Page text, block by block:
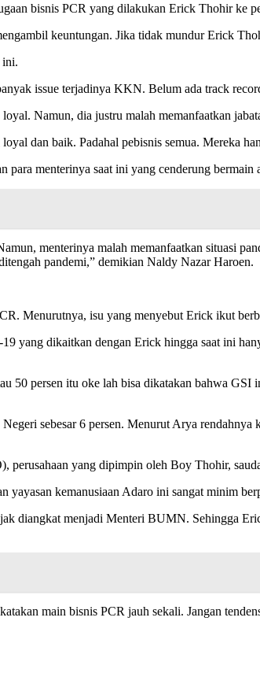
bisnis PCR yang dilakukan Erick Thohir ke
keuntungan. Jika tidak mundur Erick
ini.
issue terjadinya KKN. Belum ada track
Namun, dia justru malah memanfaatkan
dan baik. Padahal pebisnis semua. Mereka
menterinya saat ini yang cenderung
menterinya malah memanfaatkan situasi
pandemi,” demikian Naldy Nazar Haroen.
Menurutnya, isu yang menyebut Erick ikut
yang dikaitkan dengan Erick hingga saat ini
50 persen itu oke lah bisa dikatakan bahwa
sebesar 6 persen. Menurut Arya rendahnya
perusahaan yang dipimpin oleh Boy Thohir,
yayasan kemanusiaan Adaro ini sangat minim
diangkat menjadi Menteri BUMN. Sehingga
main bisnis PCR jauh sekali. Jangan